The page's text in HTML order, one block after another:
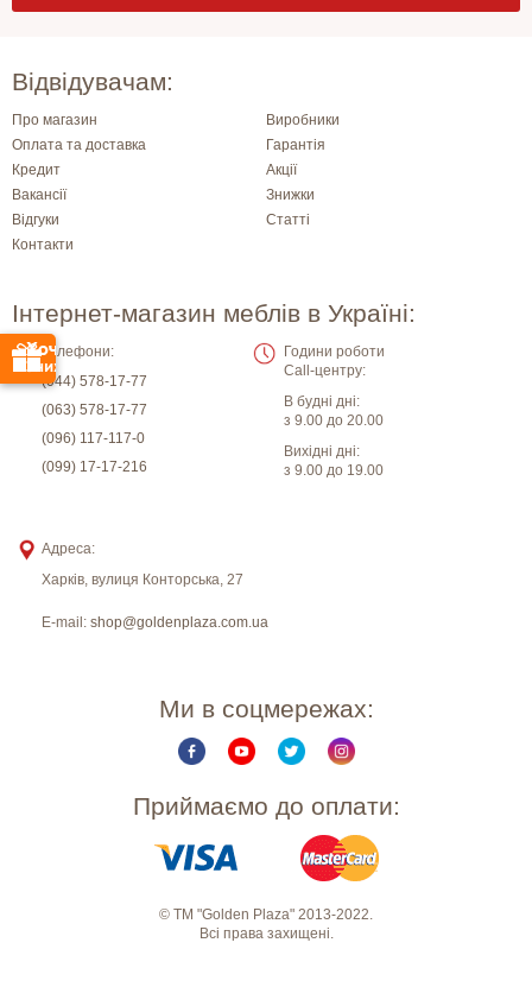
Відвідувачам:
Про магазин
Виробники
Оплата та доставка
Гарантія
Кредит
Акції
Вакансії
Знижки
Відгуки
Статті
Контакти
Інтернет-магазин меблів в Україні:
Телефони:
(044) 578-17-77
(063) 578-17-77
(096) 117-117-0
(099) 17-17-216
Години роботи
Call-центру:
В будні дні:
з 9.00 до 20.00
Вихідні дні:
з 9.00 до 19.00
Адреса:
Харків вулиця Конторська, 27
E-mail: shop@goldenplaza.com.ua
Ми в соцмережах:
Приймаємо до оплати:
© ТМ "Golden Plaza" 2013-2022.
Всі права захищені.